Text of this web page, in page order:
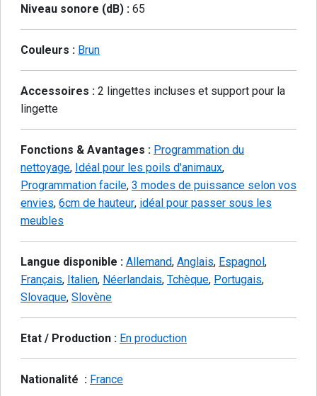
Niveau sonore (dB) : 65
Couleurs : Brun
Accessoires : 2 lingettes incluses et support pour la
lingette
Fonctions & Avantages : Programmation du
nettoyage, Idéal pour les poils d'animaux,
Programmation facile, 3 modes de puissance selon vos
envies, 6cm de hauteur, idéal pour passer sous les
meubles
Langue disponible : Allemand, Anglais, Espagnol,
Français, Italien, Néerlandais, Tchèque, Portugais,
Slovaque, Slovène
Etat / Production : En production
Nationalité : France